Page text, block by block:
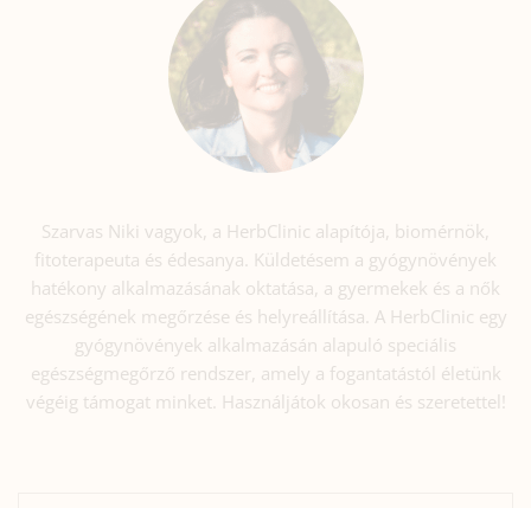
Szarvas Niki vagyok, a HerbClinic alapítója, biomérnök,
fitoterapeuta és édesanya. Küldetésem a gyógynövények
hatékony alkalmazásának oktatása, a gyermekek és a nők
egészségének megőrzése és helyreállítása. A HerbClinic egy
gyógynövények alkalmazásán alapuló speciális
egészségmegőrző rendszer, amely a fogantatástól életünk
végéig támogat minket. Használjátok okosan és szeretettel!